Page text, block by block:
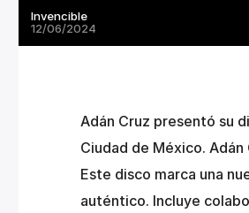
Invencible
12/06/2024
Adán Cruz presentó su
Ciudad de México.
Este disco marca una
auténtico. Incluye